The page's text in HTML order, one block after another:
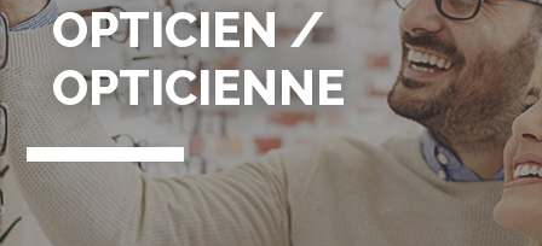
OPTICIEN /
OPTICIENNE